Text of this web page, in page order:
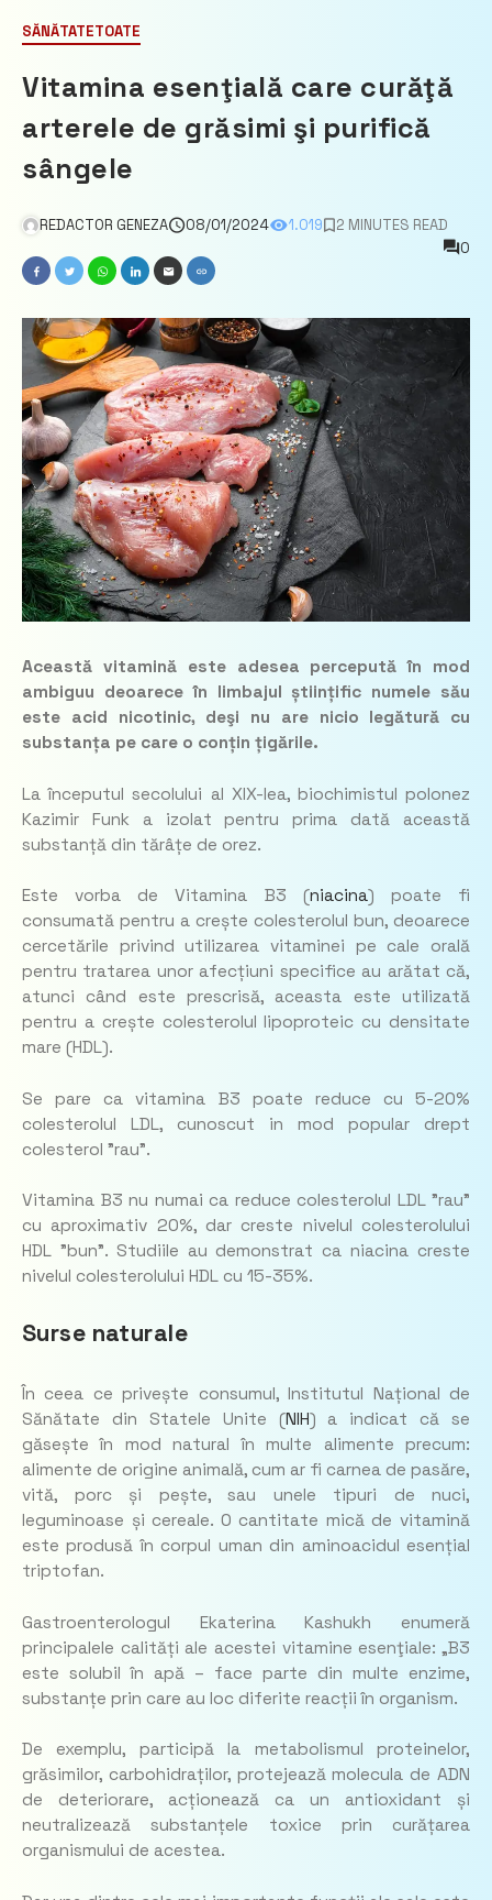
SĂNĂTATETOATE
Vitamina esenţială care curăţă
arterele de grăsimi şi purifică
sângele
REDACTOR GENEZA 08/01/2024 1.019
2 MINUTES READ
0
Această vitamină este adesea percepută în mod
ambiguu deoarece în limbajul științific numele său
este acid nicotinic, deşi nu are nicio legătură cu
substanța pe care o conțin țigările.
La începutul secolului al XIX-lea, biochimistul polonez
Kazimir Funk a izolat pentru prima dată această
substanță din tărâțe de orez.
Este vorba de Vitamina B3 (niacina) poate fi
consumată pentru a crește colesterolul bun, deoarece
cercetările privind utilizarea vitaminei pe cale orală
pentru tratarea unor afecțiuni specifice au arătat că,
atunci când este prescrisă, aceasta este utilizată
pentru a crește colesterolul lipoproteic cu densitate
mare (HDL).
Se pare ca vitamina B3 poate reduce cu 5-20%
colesterolul LDL, cunoscut in mod popular drept
colesterol ”rau”.
Vitamina B3 nu numai ca reduce colesterolul LDL ”rau”
cu aproximativ 20%, dar creste nivelul colesterolului
HDL ”bun”. Studiile au demonstrat ca niacina creste
nivelul colesterolului HDL cu 15-35%.
Surse naturale
În ceea ce privește consumul, Institutul Național de
Sănătate din Statele Unite (NIH) a indicat că se
găsește în mod natural în multe alimente precum:
alimente de origine animală, cum ar fi carnea de pasăre,
vită, porc și pește, sau unele tipuri de nuci,
leguminoase și cereale. O cantitate mică de vitamină
este produsă în corpul uman din aminoacidul esențial
triptofan.
Gastroenterologul Ekaterina Kashukh enumeră
principalele calități ale acestei vitamine esenţiale: „B3
este solubil în apă – face parte din multe enzime,
substanțe prin care au loc diferite reacții în organism.
De exemplu, participă la metabolismul proteinelor,
grăsimilor, carbohidraților, protejează molecula de ADN
de deteriorare, acționează ca un antioxidant și
neutralizează substanțele toxice prin curățarea
organismului de acestea.